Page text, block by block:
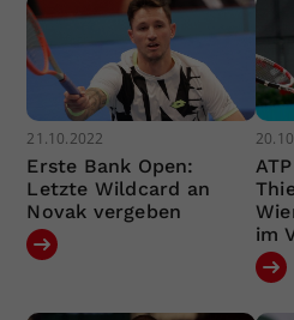
21.10.2022
Erste Bank Open:
Letzte Wildcard an
Novak vergeben
im